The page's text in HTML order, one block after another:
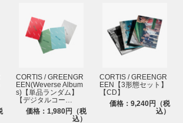
CORTIS / GREENGR
EEN(Weverse Album
s)【単品ランダム】
【デジタルコー…
価格：1,980円（税
込）
CORTIS / GREENGR
EEN【3形態セット】
【CD】
価格：9,240円（税
込）